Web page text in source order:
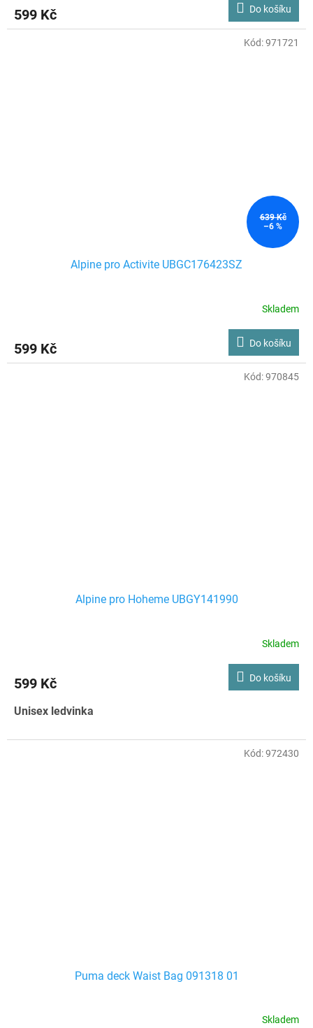
599 Kč Do košíku
639 Kč
–6 %
Alpine pro Activite UBGC176423SZ
Skladem
599 Kč Do košíku
Kód:971721
Alpine pro Hoheme UBGY141990
Skladem
599 Kč Do košíku
Unisex ledvinka
Kód:970845
Puma deck Waist Bag 091318 01
Skladem
Kód:972430